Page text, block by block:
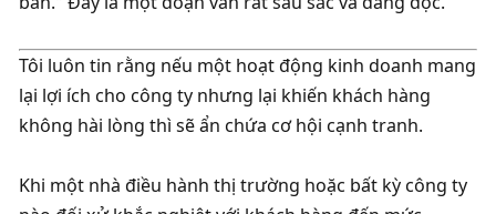
Tôi luôn tin rằng nếu một hoạt động kinh doanh mang
lại lợi ích cho công ty nhưng lại khiến khách hàng
không hài lòng thì sẽ ẩn chứa cơ hội cạnh tranh.
Khi một nhà điều hành thị trường hoặc bất kỳ công ty